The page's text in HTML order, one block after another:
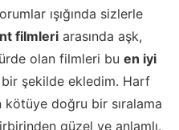
ışığında sizlerle
filmleri arasında aşk,
olan filmleri bu en iyi
bir şekilde ekledim. Harf
kötüye doğru bir sıralama
güzel ve anlamlı.